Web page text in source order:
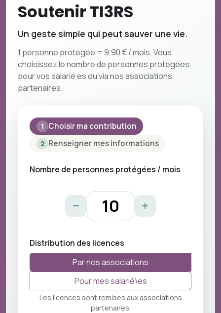
Soutenir TI3RS
Un geste simple qui peut sauver une vie.
1 personne protégée = 9,90 € / mois. Vous
choisissez le nombre de personnes protégées,
pour vos salarié·es ou via nos associations
partenaires.
1 Choisir ma contribution
2 Renseigner mes informations
Nombre de personnes protégées / mois
Distribution des licences
Par nos associations
Pour mes salarié\es
Les licences sont remises aux associations
partenaires.